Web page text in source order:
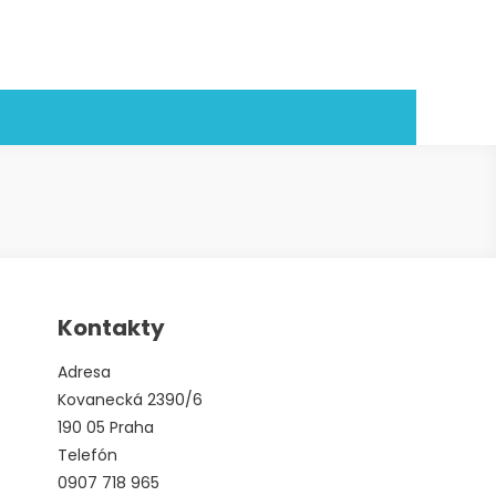
Kontakty
Adresa
Kovanecká 2390/6
190 05 Praha
Telefón
0907 718 965